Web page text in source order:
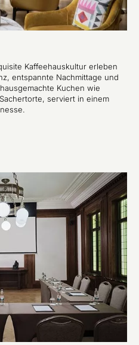
Kaffeehauskultur erleben
entspannte Nachmittage und
Kuchen wie
serviert in einem